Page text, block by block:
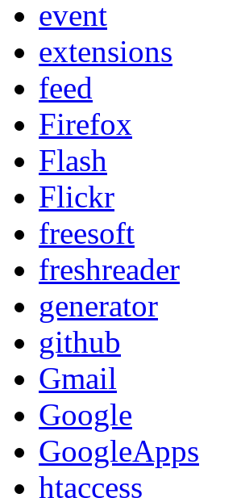
event
extensions
feed
Firefox
Flash
Flickr
freesoft
freshreader
generator
github
Gmail
Google
GoogleApps
htaccess